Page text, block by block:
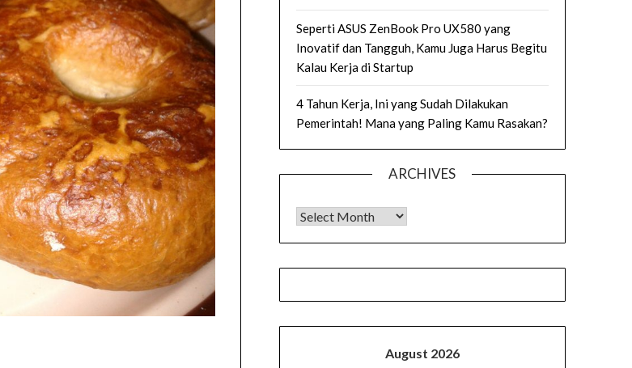
Seperti ASUS ZenBook Pro UX580 yang
Inovatif dan Tangguh, Kamu Juga Harus Begitu
Kalau Kerja di Startup
4 Tahun Kerja, Ini yang Sudah Dilakukan
Pemerintah! Mana yang Paling Kamu Rasakan?
ARCHIVES
Archives
August 2026